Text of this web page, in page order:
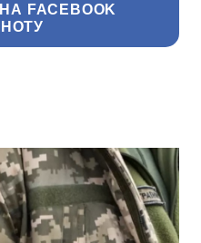
FACEBOOK